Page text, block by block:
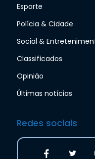
Esporte
Polícia & Cidade
Social &
Classificados
Opinião
Últimas notícias
Redes sociais